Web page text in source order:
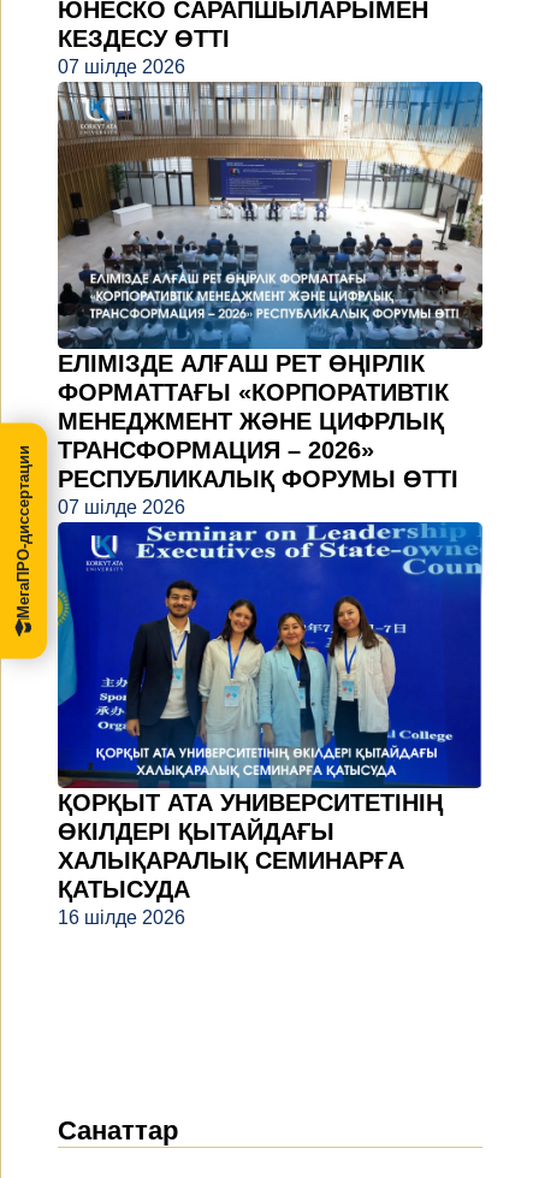
ЮНЕСКО САРАПШЫЛАРЫМЕН
КЕЗДЕСУ ӨТТІ
07 шілде 2026
ЕЛІМІЗДЕ АЛҒАШ РЕТ ӨҢІРЛІК
ФОРМАТТАҒЫ «КОРПОРАТИВТІК
МЕНЕДЖМЕНТ ЖӘНЕ ЦИФРЛЫҚ
ТРАНСФОРМАЦИЯ – 2026»
РЕСПУБЛИКАЛЫҚ ФОРУМЫ ӨТТІ
07 шілде 2026
ҚОРҚЫТ АТА УНИВЕРСИТЕТІНІҢ
ӨКІЛДЕРІ ҚЫТАЙДАҒЫ
ХАЛЫҚАРАЛЫҚ СЕМИНАРҒА
ҚАТЫСУДА
16 шілде 2026
Санаттар
МегаПРО-диссертации